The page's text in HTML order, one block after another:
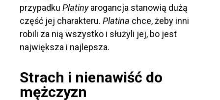
przypadku Platinyarogancja stanowią dużą
część jej charakteru. Platina chce, żeby inni
robili za nią wszystko i służyli jej, bo jest
największa i najlepsza.
Strach i nienawiść do
mężczyzn